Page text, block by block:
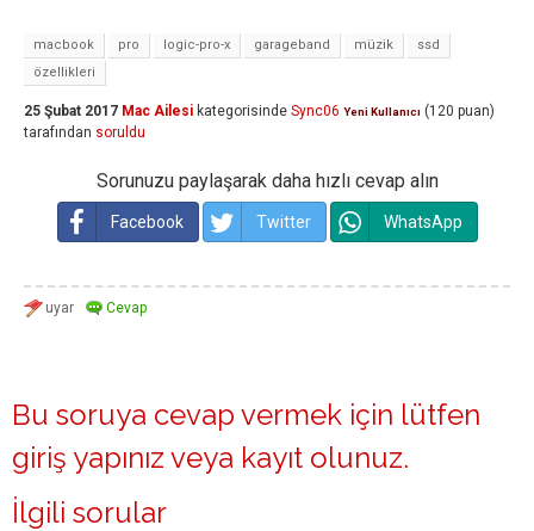
macbook pro logic-pro-x garageband müzik
ssd
özellikleri
25 Şubat 2017 Mac Ailesi kategorisinde Sync06 Yeni Kullanıcı (120 puan)
tarafından soruldu
Sorunuzu paylaşarak daha hızlı cevap alın
Facebook Twitter WhatsApp
Bu soruya cevap vermek için lütfen
giriş yapınız veya kayıt olunuz.
İlgili sorular